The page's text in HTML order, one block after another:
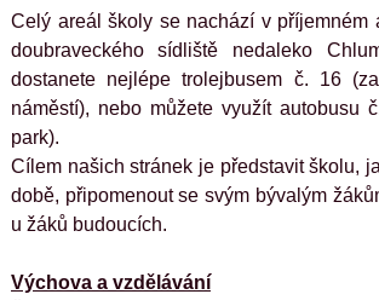
Celý areál školy se nachází v příjemném
doubraveckého sídliště nedaleko
dostanete nejlépe trolejbusem č. 16
náměstí), nebo můžete využít autobusu
park).
Cílem našich stránek je představit školu,
době, připomenout se svým bývalým
u žáků budoucích.
Výchova a vzdělávání